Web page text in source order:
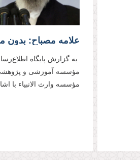
به گزارش پایگاه
مؤسسه آموزشی و پژوهشی
مؤسسه وارث الانبیاء با